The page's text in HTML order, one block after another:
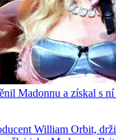
Madonnu a získal s
William Orbit,